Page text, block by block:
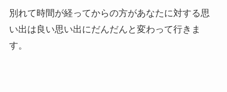
別れて時間が経ってからの方があなたに対する思
い出は良い思い出にだんだんと変わって行きま
す。